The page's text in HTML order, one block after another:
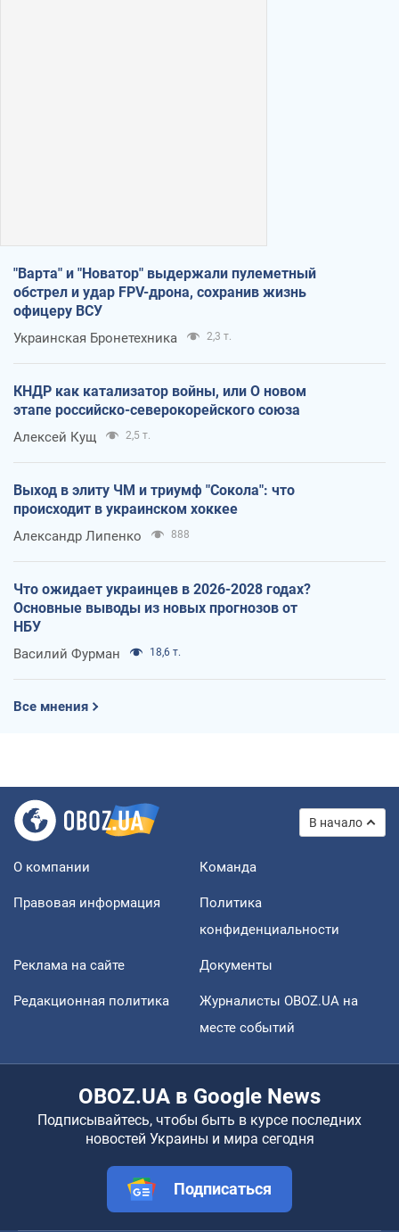
"Варта" и "Новатор" выдержали пулеметный
обстрел и удар FPV-дрона, сохранив жизнь
офицеру ВСУ
Украинская Бронетехника 2,3 т.
КНДР как катализатор войны, или О новом
этапе российско-северокорейского союза
Алексей Кущ 2,5 т.
Выход в элиту ЧМ и триумф "Сокола": что
происходит в украинском хоккее
Александр Липенко 888
Что ожидает украинцев в 2026-2028 годах?
Основные выводы из новых прогнозов от
НБУ
Василий Фурман 18,6 т.
Все мнения
В начало
О компании Команда
Правовая информация
Политика
конфиденциальности
Реклама на сайте Документы
Редакционная политика
Журналисты OBOZ.UA на
месте событий
OBOZ.UA в Google News
Подписывайтесь, чтобы быть в курсе последних
новостей Украины и мира сегодня
Подписаться